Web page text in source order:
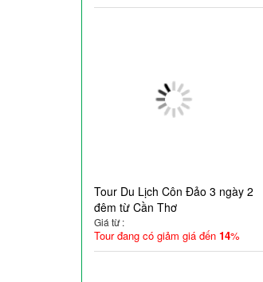
Tour Du Lịch Côn Đảo 3 ngày 2
đêm từ Cần Thơ
Giá từ :
Tour đang có giảm giá đến 14%